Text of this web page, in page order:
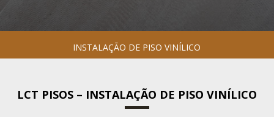
INSTALAÇÃO DE PISO VINÍLICO
LCT PISOS – INSTALAÇÃO DE PISO VINÍLICO